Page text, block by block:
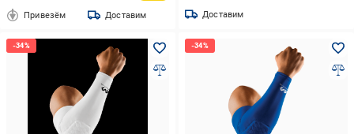
Привезём Доставим Доставим